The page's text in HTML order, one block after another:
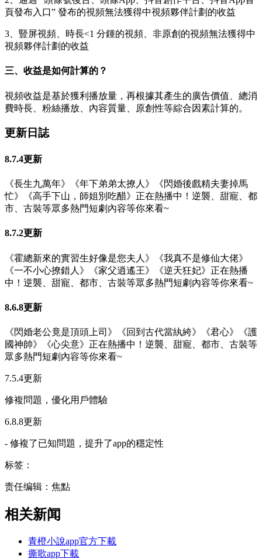
頁發布入口” 發布的視頻無法獲得中視頻夥伴計劃的收益
3、豎屏視頻、時長<1 分鍾的視頻、非原創的視頻無法獲得中
視頻夥伴計劃的收益
三、收益是如何計算的？
視頻收益是基於獲利播放量，再根據其產生的廣告價值、總消
費時長、粉絲播放、內容質量、原創性等綜合因素計算的。
更新日誌
8.7.4更新
《長生九萬年》《年下弟弟太撩人》《閃婚後戲精夫妻掉馬
忙》《高手下山，師姐別吃醋》正在熱播中！逆襲、甜寵、都
市、古裝等眾多熱門短劇內容等你來看~
8.7.2更新
《霍總新來的實習生好像是您夫人》《我真不是修仙大佬》
《一不小心撩錯人》《家父逍遙王》《逆天狂妃》正在熱播
中！逆襲、甜寵、都市、古裝等眾多熱門短劇內容等你來看~
8.6.8更新
《閃婚老公竟是頂頭上司》《回到古代當紈絝》《君心》《護
國神帥》《心尖意》正在熱播中！逆襲、甜寵、都市、古裝等
眾多熱門短劇內容等你來看~
7.5.4更新
修複問題，優化用戶體驗
6.8.8更新
- 修複了已知問題，提升了app的穩定性
标签：
责任编辑：焦點
相关新闻
青橙小說app官方下載
撕歌app下載